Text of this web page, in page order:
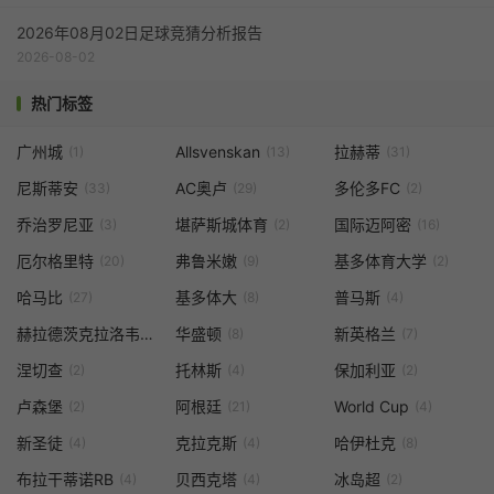
2026年08月02日足球竞猜分析报告
2026-08-02
热门标签
广州城 (1) Allsvenskan (13) 拉赫蒂 (31)
尼斯蒂安 (33) AC奥卢 (29) 多伦多FC (2)
乔治罗尼亚 (3) 堪萨斯城体育 (2) 国际迈阿密 (16)
厄尔格里特 (20) 弗鲁米嫩 (9) 基多体育大学 (2)
哈马比 (27) 基多体大 (8) 普马斯 (4)
赫拉德茨克拉洛韦(1) 华盛顿 (8) 新英格兰 (7)
涅切查 (2) 托林斯 (4) 保加利亚 (2)
卢森堡 (2) 阿根廷 (21) World Cup (4)
新圣徒 (4) 克拉克斯 (4) 哈伊杜克 (8)
布拉干蒂诺RB (4) 贝西克塔 (4) 冰岛超 (2)